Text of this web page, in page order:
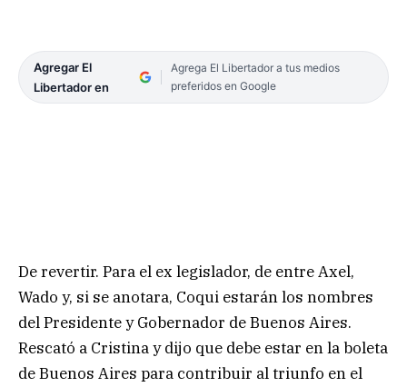
Agregar El
Libertador en
Agrega El Libertador a tus medios
preferidos en Google
De revertir. Para el ex legislador, de entre Axel,
Wado y, si se anotara, Coqui estarán los nombres
del Presidente y Gobernador de Buenos Aires.
Rescató a Cristina y dijo que debe estar en la boleta
de Buenos Aires para contribuir al triunfo en el